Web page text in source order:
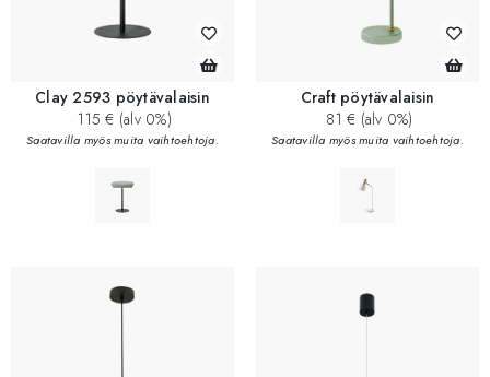
Clay 2593 pöytävalaisin
115 € (alv 0%)
Saatavilla myös muita vaihtoehtoja.
Craft pöytävalaisin
81 € (alv 0%)
Saatavilla myös muita vaihtoehtoja.